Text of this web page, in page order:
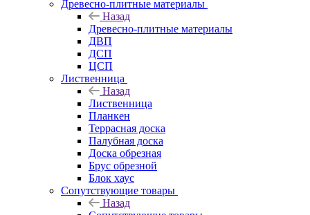
Древесно-плитные материалы
Назад
Древесно-плитные материалы
ДВП
ДСП
ЦСП
Лиственница
Назад
Лиственница
Планкен
Террасная доска
Палубная доска
Доска обрезная
Брус обрезной
Блок хаус
Сопутствующие товары
Назад